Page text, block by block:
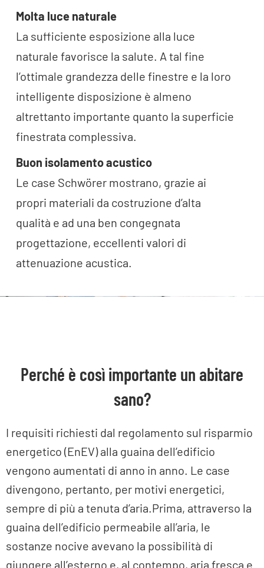
Molta luce naturale
La sufficiente esposizione alla luce
naturale favorisce la salute. A tal fine
l’ottimale grandezza delle finestre e la loro
intelligente disposizione è almeno
altrettanto importante quanto la superficie
finestrata complessiva.
Buon isolamento acustico
Le case Schwörer mostrano, grazie ai
propri materiali da costruzione d’alta
qualità e ad una ben congegnata
progettazione, eccellenti valori di
attenuazione acustica.
Perché è così importante un abitare
sano?
I requisiti richiesti dal regolamento sul risparmio
energetico (EnEV) alla guaina dell’edificio
vengono aumentati di anno in anno. Le case
divengono, pertanto, per motivi energetici,
sempre di più a tenuta d’aria.Prima, attraverso la
guaina dell’edificio permeabile all’aria, le
sostanze nocive avevano la possibilità di
giungere all’esterno e, al contempo, aria fresca e